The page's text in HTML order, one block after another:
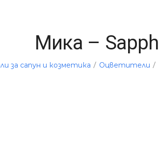
Мика –
за сапун и козметика / Оцветители /